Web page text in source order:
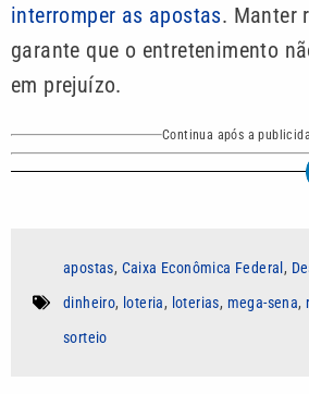
interromper as apostas. Manter
garante que o entretenimento
em prejuízo.
Continua após a
apostas, Caixa Econômica Federal ,
dinheiro, loteria, loterias, mega-sena,
sorteio